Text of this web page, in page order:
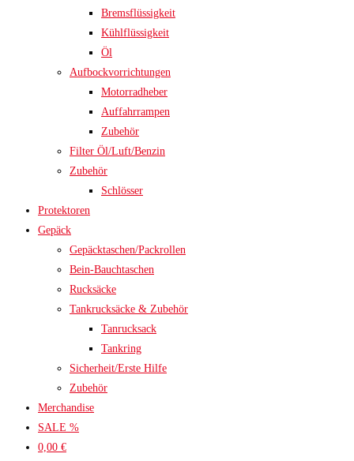
Bremsflüssigkeit
Kühlflüssigkeit
Öl
Aufbockvorrichtungen
Motorradheber
Auffahrrampen
Zubehör
Filter Öl/Luft/Benzin
Zubehör
Schlösser
Protektoren
Gepäck
Gepäcktaschen/Packrollen
Bein-Bauchtaschen
Rucksäcke
Tankrucksäcke & Zubehör
Tanrucksack
Tankring
Sicherheit/Erste Hilfe
Zubehör
Merchandise
SALE %
0,00 €